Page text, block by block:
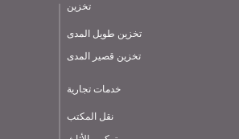
تخزين
تخزين طويل المدى
تخزين قصير المدى
خدمات تجارية
نقل المكتب